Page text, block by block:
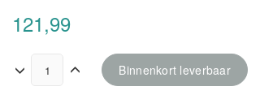
121,99
Binnenkort leverbaar